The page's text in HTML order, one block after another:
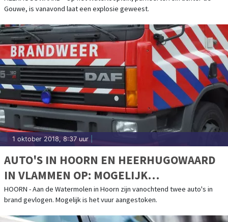
Gouwe, is vanavond laat een explosie geweest.
1 oktober 2018, 8:37 uur
AUTO'S IN HOORN EN HEERHUGOWAARD
IN VLAMMEN OP: MOGELIJK
BRANDSTICHTING
HOORN - Aan de Watermolen in Hoorn zijn vanochtend twee auto's in
brand gevlogen. Mogelijk is het vuur aangestoken.